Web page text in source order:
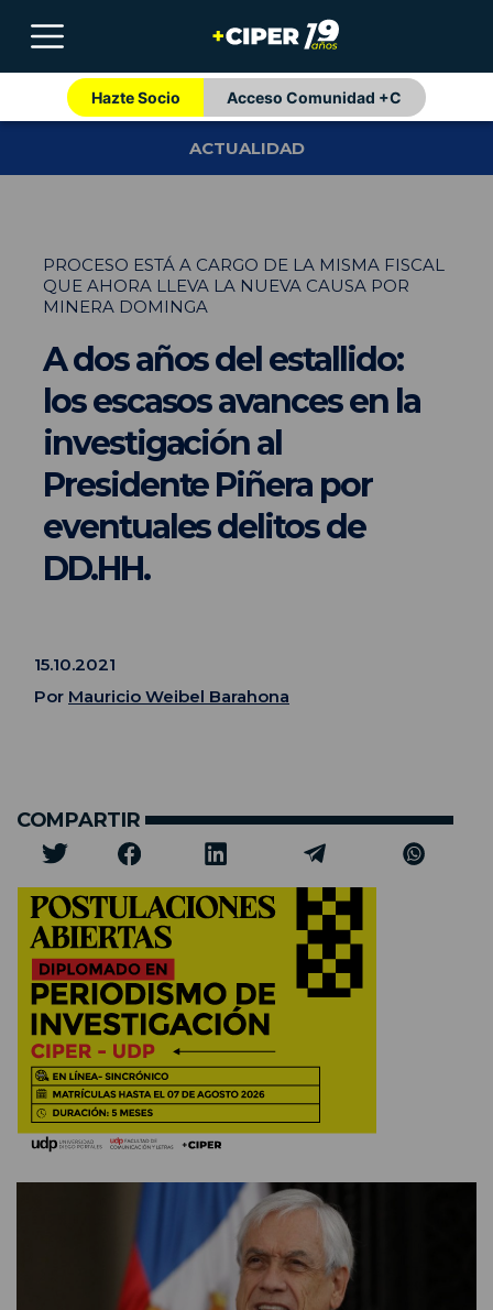
Hazte Socio Acceso Comunidad +C
ACTUALIDAD
PROCESO ESTÁ A CARGO DE LA MISMA FISCAL
QUE AHORA LLEVA LA NUEVA CAUSA POR
MINERA DOMINGA
A dos años del estallido:
los escasos avances en la
investigación al
Presidente Piñera por
eventuales delitos de
DD.HH.
15.10.2021
Por Mauricio Weibel Barahona
COMPARTIR